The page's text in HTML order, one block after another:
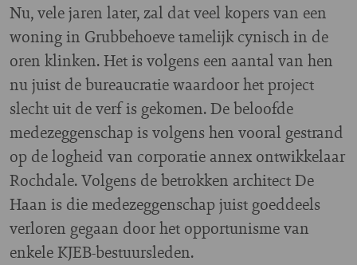
Nu, vele jaren later, zal dat veel kopers van een
woning in Grubbehoeve tamelijk cynisch in de
oren klinken. Het is volgens een aantal van hen
nu juist de bureaucratie waardoor het project
slecht uit de verf is gekomen. De beloofde
medezeggenschap is volgens hen vooral gestrand
op de logheid van corporatie annex ontwikkelaar
Rochdale. Volgens de betrokken architect De
Haan is die medezeggenschap juist goeddeels
verloren gegaan door het opportunisme van
enkele KJEB-bestuursleden.